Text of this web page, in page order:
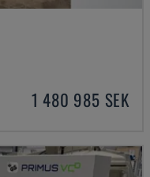
1 480 985 SEK